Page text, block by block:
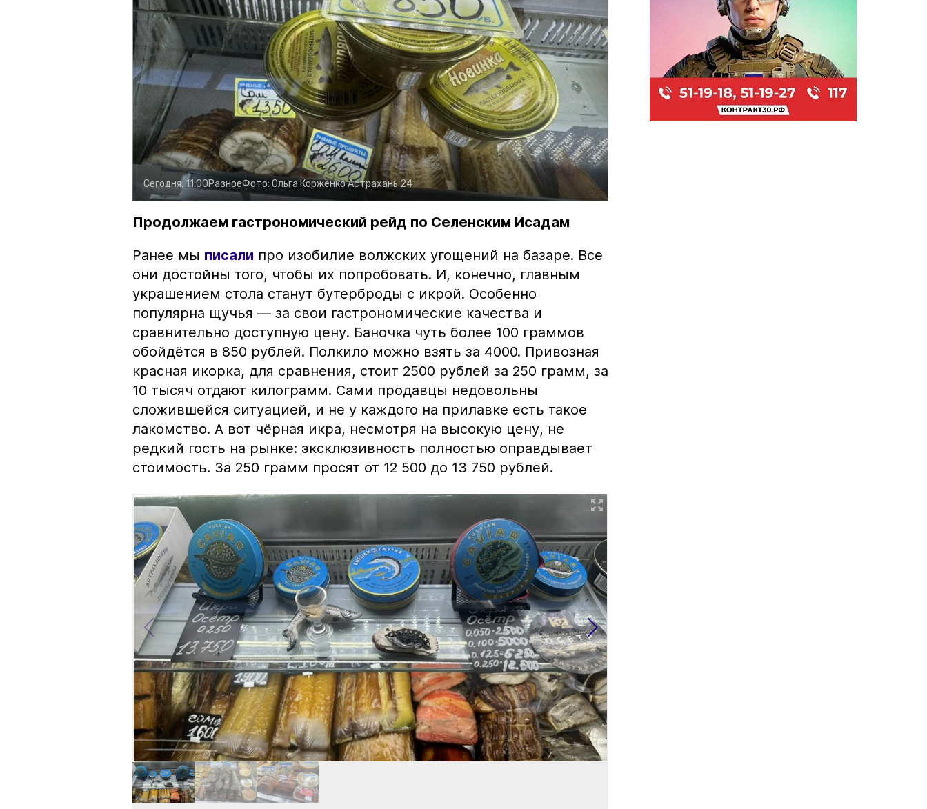
Сегодня, 11:00РазноеФото: Ольга КорженкоАстрахань 24
Продолжаем гастрономический рейд по Селенским Исадам
Ранее мы писали про изобилие волжских угощений на базаре. Все
они достойны того, чтобы их попробовать. И, конечно, главным
украшением стола станут бутерброды с икрой. Особенно
популярна щучья — за свои гастрономические качества и
сравнительно доступную цену. Баночка чуть более 100 граммов
обойдётся в 850 рублей. Полкило можно взять за 4000. Привозная
красная икорка, для сравнения, стоит 2500 рублей за 250 грамм, за
10 тысяч отдают килограмм. Сами продавцы недовольны
сложившейся ситуацией, и не у каждого на прилавке есть такое
лакомство. А вот чёрная икра, несмотря на высокую цену, не
редкий гость на рынке: эксклюзивность полностью оправдывает
стоимость. За 250 грамм просят от 12 500 до 13 750 рублей.